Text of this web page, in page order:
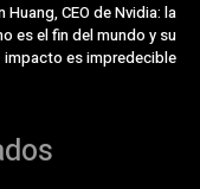
Huang, CEO de Nvidia: la
es el fin del mundo y su
impacto es impredecible